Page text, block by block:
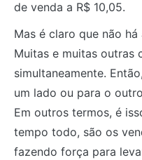
de venda a R$ 10,05.
Mas é claro que não
Muitas e muitas outras
simultaneamente.
um lado ou para o
Em outros termos, é
tempo todo, são os
fazendo força para